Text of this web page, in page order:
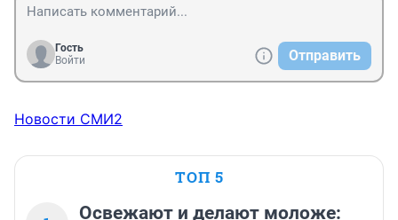
Гость
Войти
Отправить
Новости СМИ2
ТОП 5
Освежают и делают моложе: